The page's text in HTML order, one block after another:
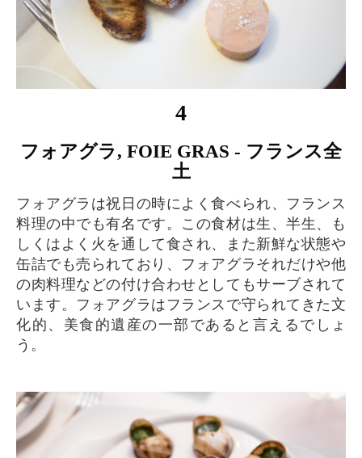
4
フォアグラ, FOIE GRAS - フランス全
土
フォアグラは祝日の時によく食べられ、フランス
料理の中でも有名です。この食材は生、半生、も
しくはよく火を通して食され、また新鮮な状態や
缶詰でも売られており、フォアグラそれだけや他
の肉料理などの付け合わせとしてもサーブされて
います。フォアグラはフランスで守られてきた文
化的、美食的遺産の一部であると言えるでしょ
う。